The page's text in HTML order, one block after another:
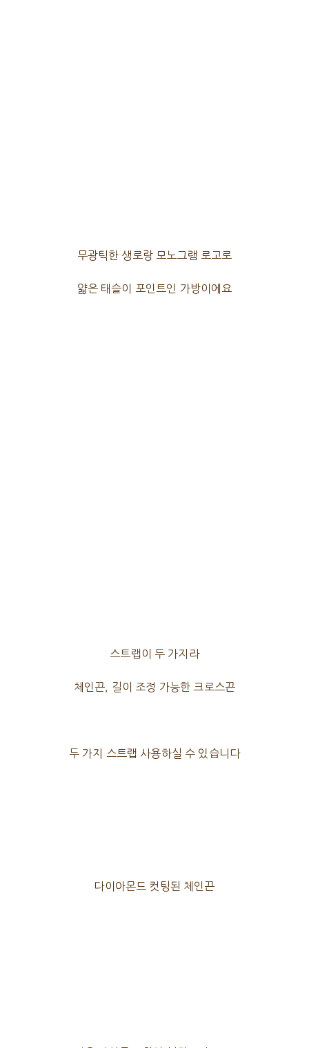
무광틱한 생로랑 모노그램 로고로
얇은 태슬이 포인트인 가방이에요
스트랩이 두 가지라
체인끈, 길이 조정 가능한 크로스끈
두 가지 스트랩 사용하실 수 있습니다
다이아몬드 컷팅된 체인끈